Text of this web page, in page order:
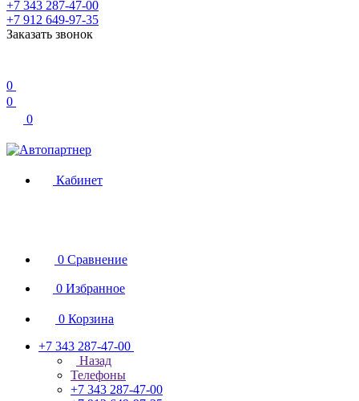
+7 343 287-47-00
+7 912 649-97-35
Заказать звонок
0
0
0
Кабинет
0 Сравнение
0 Избранное
0 Корзина
+7 343 287-47-00
Назад
Телефоны
+7 343 287-47-00